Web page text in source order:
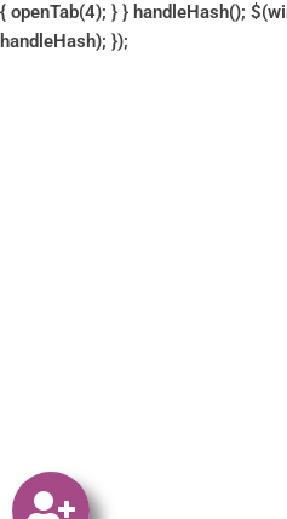
{ openTab(4); } } handleHash();
handleHash); });